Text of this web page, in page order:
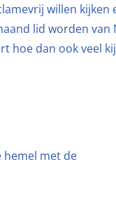
willen
lid worden van
hoe dan ook veel
hemel met de